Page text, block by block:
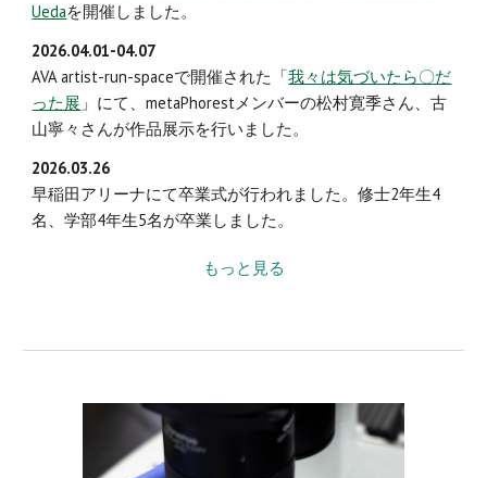
Uedaを開催しま した。
2026.04.01-04.07
AVA artist-run-spaceで開催された 「我々は気づいたら〇だ
った展 」にて、metaPhorestメンバーの松村寛季さん、古
山寧々さんが作品展示を行いました。
2026.03.26
早稲田アリーナにて卒業式が行われました。修士2年生4
名、学部4年生5名が卒業しました。
もっと見る